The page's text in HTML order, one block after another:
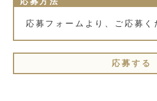
応募フォームより、ご応募く
応募する